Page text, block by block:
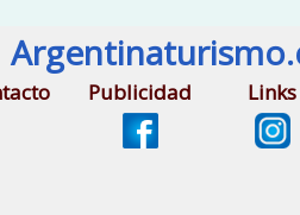
Publicidad Links